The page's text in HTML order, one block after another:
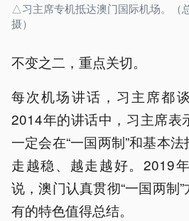
△习主席专机抵达澳门国际机场。（
摄）
不变之二，重点关切。
每次机场讲话，习主席都
2014年的讲话中，习主席表
一定会在“一国两制”和基本
走越稳、越走越好。2019
说，澳门认真贯彻“一国两制
有的特色值得总结。